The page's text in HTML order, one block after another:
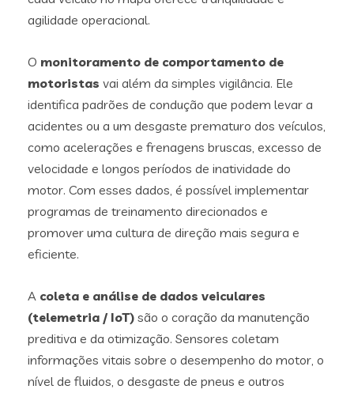
agilidade operacional.
O monitoramento de comportamento de
motoristas vai além da simples vigilância. Ele
identifica padrões de condução que podem levar a
acidentes ou a um desgaste prematuro dos veículos,
como acelerações e frenagens bruscas, excesso de
velocidade e longos períodos de inatividade do
motor. Com esses dados, é possível implementar
programas de treinamento direcionados e
promover uma cultura de direção mais segura e
eficiente.
A coleta e análise de dados veiculares
(telemetria / IoT) são o coração da manutenção
preditiva e da otimização. Sensores coletam
informações vitais sobre o desempenho do motor, o
nível de fluidos, o desgaste de pneus e outros